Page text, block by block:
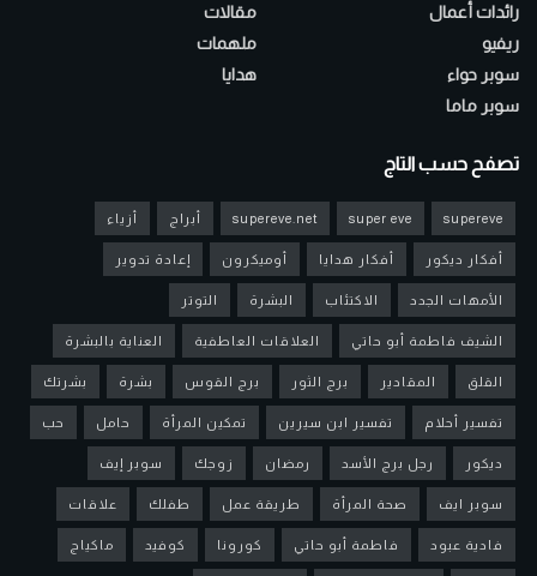
رائدات أعمال
ريفيو
سوبر حواء
سوبر ماما
مقالات
ملهمات
هدايا
تصفح حسب التاج
supereve
super eve
supereve.net أبراج أزياء
أفكار ديكور أفكار هدايا أوميكرون إعادة تدوير
الأمهات الجدد الاكتئاب البشرة التوتر
الشيف فاطمة أبو حاتي العلاقات العاطفية العناية بالبشرة
القلق المقادير برج الثور برج القوس بشرة بشرتك
تفسير أحلام تفسير ابن سيرين تمكين المرأة حامل حب
ديكور رجل برج الأسد رمضان زوجك سوبر إيف
سوبر ايف صحة المرأة طريقة عمل طفلك علاقات
فادية عبود فاطمة أبو حاتي كورونا كوفيد ماكياج